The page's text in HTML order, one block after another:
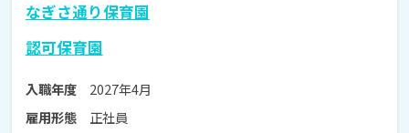
なぎさ通り保育園
認可保育園
入職年度
2027年4月
雇用形態
正社員